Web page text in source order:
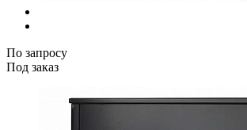
По запросу
Под заказ